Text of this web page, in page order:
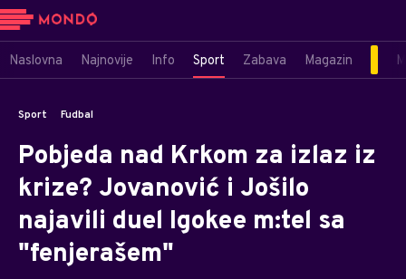
Naslovna Najnovije Info Sport Zabava Magazin
Sport Fudbal
Pobjeda nad Krkom za izlaz iz
krize? Jovanović i Jošilo
najavili duel Igokee m:tel sa
"fenjerašem"